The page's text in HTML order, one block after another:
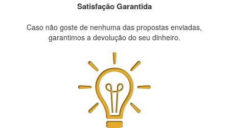
Satisfação Garantida
Caso não goste de nenhuma das propostas enviadas,
garantimos a devolução do seu dinheiro.